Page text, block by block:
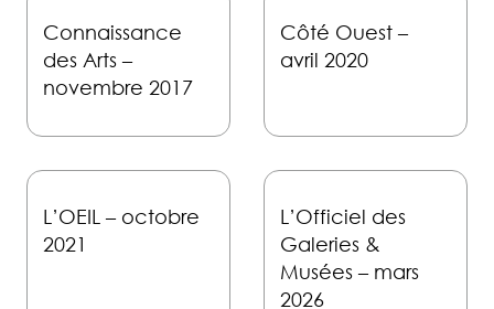
Connaissance
des Arts –
novembre 2017
Côté Ouest –
avril 2020
L’OEIL – octobre
2021
L’Officiel des
Galeries &
Musées – mars
2026